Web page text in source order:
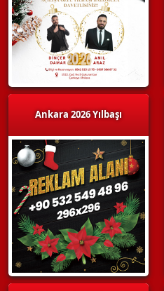
Ankara 2026 Yılbaşı